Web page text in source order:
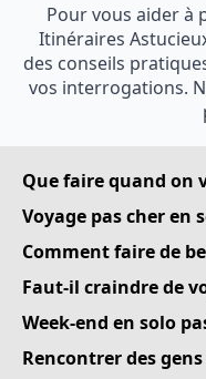
Pour vous aider à
Itinéraires
des conseils
vos interrogations.
Que faire quand on
Voyage pas cher en
Comment faire de
Faut-il craindre de
Week-end en solo
Rencontrer des